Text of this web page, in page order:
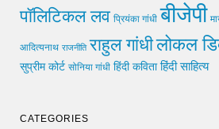
पॉलिटिकल लव प्रियंका गांधी बीजेपी
आदित्यनाथ राजनीति राहुल गांधीलोकल
सुप्रीम कोर्ट सोनिया गांधी हिंदी कविता हिंदी साहित्य
CATEGORIES